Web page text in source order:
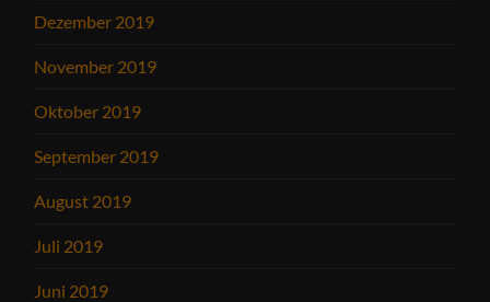
Dezember 2019
November 2019
Oktober 2019
September 2019
August 2019
Juli 2019
Juni 2019